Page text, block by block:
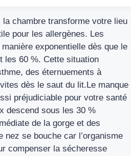
la chambre transforme votre lieu
pour les allergènes. Les
exponentielle dès que le
les 60 %. Cette situation
des éternuements à
dès le saut du lit.Le manque
préjudiciable pour votre santé
descend sous les 30 %
de la gorge et des
nez se bouche car l’organisme
compenser la sécheresse